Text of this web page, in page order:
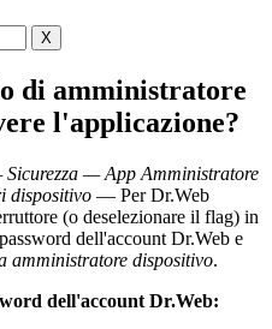
X
di amministratore
l'applicazione?
— App Amministratore
dispositivo — Per Dr.Web
(o deselezionare il flag) in
dell'account Dr.Web e
amministratore dispositivo.
dell'account Dr.Web: